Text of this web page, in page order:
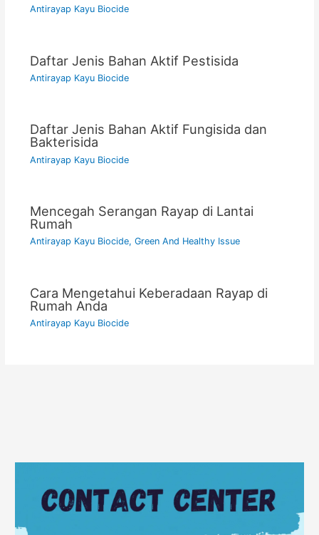
Antirayap Kayu Biocide
Daftar Jenis Bahan Aktif Pestisida
Antirayap Kayu Biocide
Daftar Jenis Bahan Aktif Fungisida dan
Bakterisida
Antirayap Kayu Biocide
Mencegah Serangan Rayap di Lantai
Rumah
Antirayap Kayu Biocide, Green And Healthy Issue
Cara Mengetahui Keberadaan Rayap di
Rumah Anda
Antirayap Kayu Biocide